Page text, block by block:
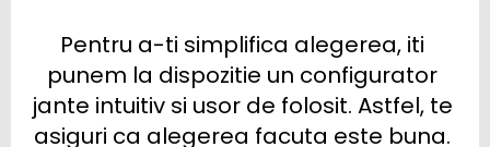
Pentru a-ti simplifica alegerea, iti
punem la dispozitie un configurator
jante intuitiv si usor de folosit. Astfel, te
asiguri ca alegerea facuta este buna.